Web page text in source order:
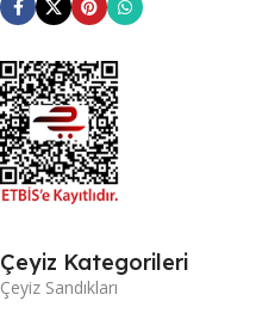
Çeyiz Kategorileri
Çeyiz Sandıkları